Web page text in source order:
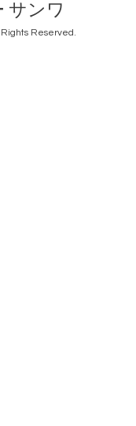
サンワ
Rights Reserved.